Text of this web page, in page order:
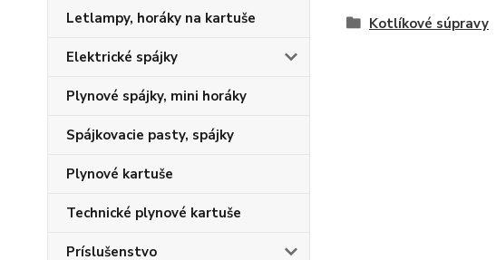
Letlampy, horáky na kartuše
Elektrické spájky
Plynové spájky, mini horáky
Spájkovacie pasty, spájky
Plynové kartuše
Technické plynové kartuše
Príslušenstvo
Kotlíkové súpravy